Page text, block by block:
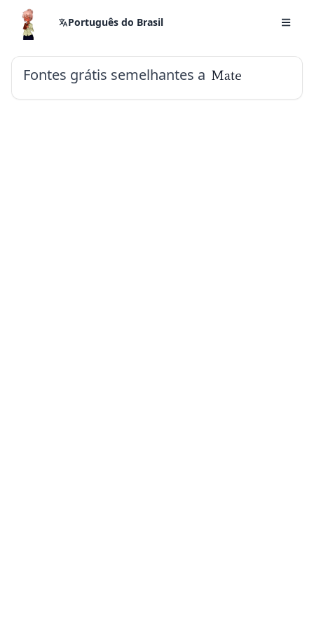
Português do Brasil
Fontes grátis semelhantes a Mate